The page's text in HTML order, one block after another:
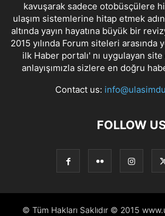
kavuşarak sadece otobüsçülere
ulaşım sistemlerine hitap etmek
altında yayın hayatına büyük bir
2015 yılında Forum siteleri arasında
ilk Haber portalı' nı uygulayan
anlayışımızla sizlere en doğru
Contact us:
FOLLOW
© Tüm Hakları Saklıdır © 2015